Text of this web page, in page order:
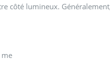
côté lumineux.